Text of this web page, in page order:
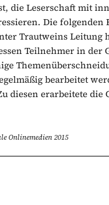
die Leserschaft mit
Die folgenden
Trautweins Leitung
Teilnehmer in der
bearbeitet
diesen erarbeitete die
Onlinemedien 2015